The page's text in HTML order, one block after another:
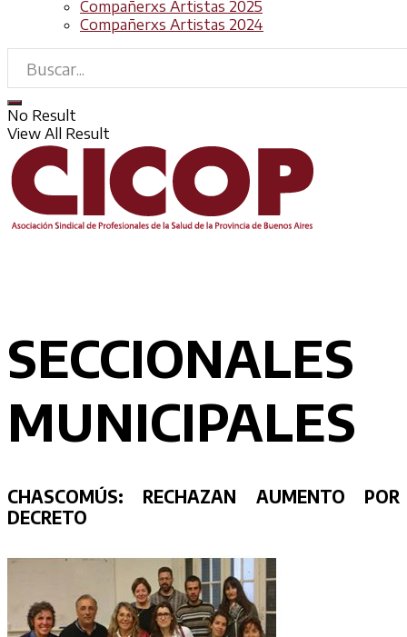
Compañerxs Artistas 2025
Compañerxs Artistas 2024
No Result
View All Result
SECCIONALES
MUNICIPALES
CHASCOMÚS: RECHAZAN AUMENTO POR
DECRETO